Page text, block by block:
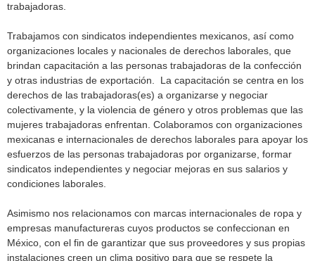
trabajadoras.
Trabajamos con sindicatos independientes mexicanos, así como
organizaciones locales y nacionales de derechos laborales, que
brindan capacitación a las personas trabajadoras de la confección
y otras industrias de exportación. La capacitación se centra en los
derechos de las trabajadoras(es) a organizarse y negociar
colectivamente, y la violencia de género y otros problemas que las
mujeres trabajadoras enfrentan. Colaboramos con organizaciones
mexicanas e internacionales de derechos laborales para apoyar los
esfuerzos de las personas trabajadoras por organizarse, formar
sindicatos independientes y negociar mejoras en sus salarios y
condiciones laborales.
Asimismo nos relacionamos con marcas internacionales de ropa y
empresas manufactureras cuyos productos se confeccionan en
México, con el fin de garantizar que sus proveedores y sus propias
instalaciones creen un clima positivo para que se respete la